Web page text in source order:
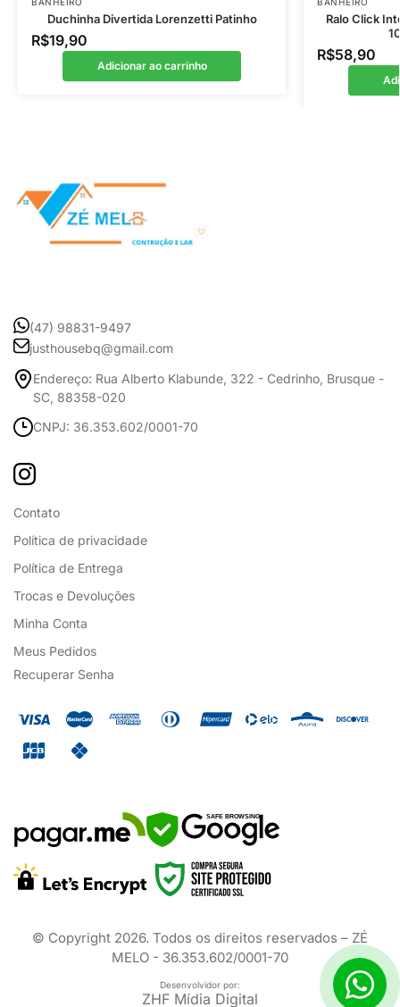
Duchinha Divertida Lorenzetti Patinho
R$19,90
Adicionar ao carrinho
Ralo Click
R$58,90
(47) 98831-9497
justhousebq@gmail.com
Endereço: Rua Alberto Klabunde, 322 - Cedrinho, Brusque -
SC, 88358-020
CNPJ: 36.353.602/0001-70
Contato
Política de privacidade
Política de Entrega
Trocas e Devoluções
Minha Conta
Meus Pedidos
Recuperar Senha
SAFE BROWSING
© Copyright 2026. Todos os direitos reservados – ZÉ
MELO - 36.353.602/0001-70
Desenvolvidor por:
ZHF Mídia Digital